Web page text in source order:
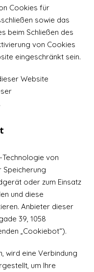
Cookies für
sowie das
beim Schließen des
von Cookies
eingeschränkt sein.
Website
von
Speicherung
oder zum Einsatz
und diese
Anbieter dieser
39, 1058
„Cookiebot“).
wird eine Verbindung
um Ihre